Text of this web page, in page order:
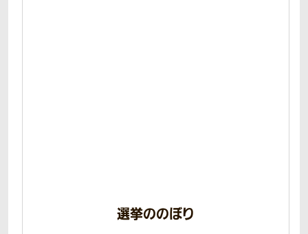
選挙ののぼり